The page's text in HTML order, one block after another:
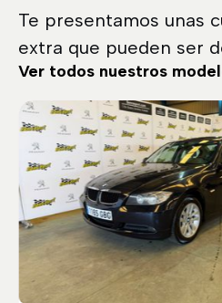
Te presentamos unas
extra que pueden ser
Ver todos nuestros